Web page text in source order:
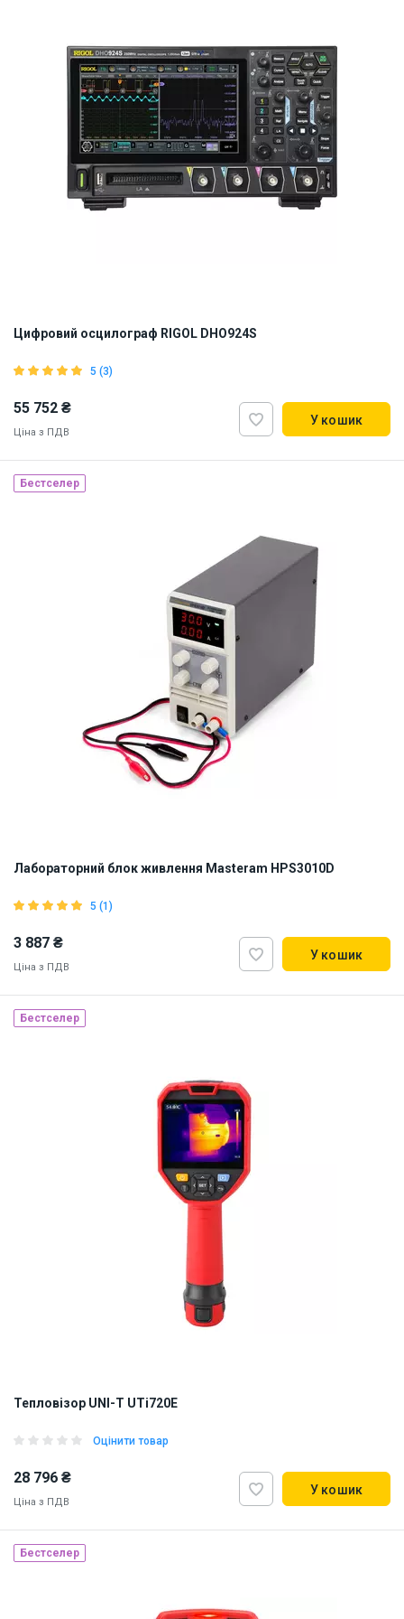
Цифровий осцилограф RIGOL DHO924S
5 (3)
55 752 ₴
Ціна з ПДВ
У кошик
Бестселер
Лабораторний блок живлення Masteram HPS3010D
5 (1)
3 887 ₴
Ціна з ПДВ
У кошик
Наявність на складі:
Бестселер
Тепловізор UNI-T UTi720E
Оцінити товар
28 796 ₴
Ціна з ПДВ
У кошик
Бестселер